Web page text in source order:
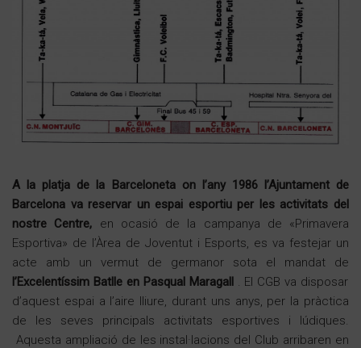
A la platja de la Barceloneta on l’any 1986 l’Ajuntament de
Barcelona va reservar un espai esportiu per les activitats del
nostre Centre, en ocasió de la campanya de «Primavera
Esportiva» de l’Àrea de Joventut i Esports, es va festejar un
acte amb un vermut de germanor sota el mandat de
l’Excelentíssim Batlle en Pasqual Maragall . El CGB va disposar
d’aquest espai a l’aire lliure, durant uns anys, per la pràctica
de les seves principals activitats esportives i lúdiques.
Aquesta ampliació de les instal·lacions del Club arribaren en